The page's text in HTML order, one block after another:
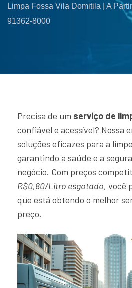
Limpa Fossa Vila Domitila | A
91362-8000
Precisa de um serviço de
confiável e acessível? Nossa
soluções eficazes para a
garantindo a saúde e a
negócio. Com preços
R$0,80/Litro esgotado, você
que está obtendo o melhor
preço.